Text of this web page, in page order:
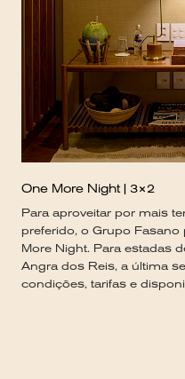
One More Night | 3×2
Para aproveitar por mais
preferido, o Grupo
More Night. Para estadas
Angra dos Reis, a última
condições, tarifas e